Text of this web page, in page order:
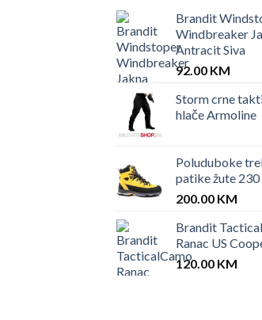
Brandit
Windbreaker
Antracit Siva
92.00 KM
Storm crne
hlače Armoline
Poluduboke
patike žute
200.00 KM
Brandit
Ranac US
120.00 KM